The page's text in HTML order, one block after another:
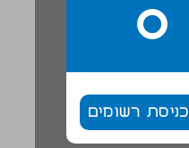
כניסת רשומים